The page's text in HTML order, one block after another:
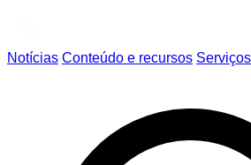
Notícias Conteúdo e recursos Serviços